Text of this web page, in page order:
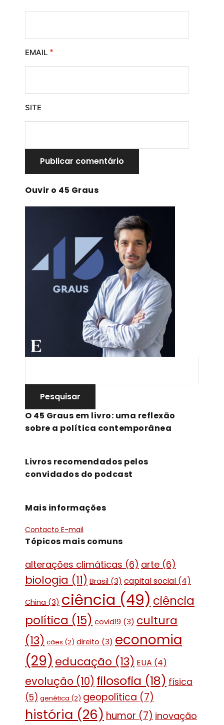
EMAIL *
SITE
Ouvir o 45 Graus
O 45 Graus em livro: uma reflexão
sobre a política contemporânea
Livros recomendados pelos
convidados do podcast
Mais informações
Contacto E-mail
Tópicos mais comuns
alterações climáticas (6) arte (6)
biologia (11) Brasil (3) capital social (4)
China (3) ciência (49) ciência
política (15) covid19 (3) cultura
(13) cães (2) direito (3) economia
(29) educação (13) EUA (4)
evolução (10) filosofia (18) física
(5) genética (2) geopolítica (7)
história (26) humor (7) inovação